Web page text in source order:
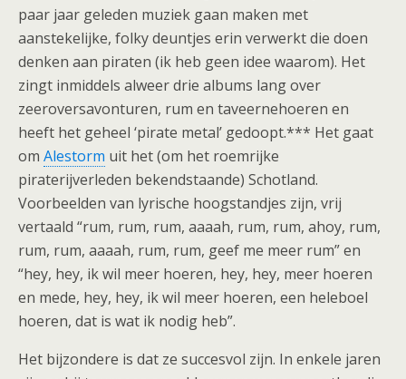
paar jaar geleden muziek gaan maken met
aanstekelijke, folky deuntjes erin verwerkt die doen
denken aan piraten (ik heb geen idee waarom). Het
zingt inmiddels alweer drie albums lang over
zeeroversavonturen, rum en taveernehoeren en
heeft het geheel ‘pirate metal’ gedoopt.*** Het gaat
om Alestorm uit het (om het roemrijke
piraterijverleden bekendstaande) Schotland.
Voorbeelden van lyrische hoogstandjes zijn, vrij
vertaald “rum, rum, rum, aaaah, rum, rum, ahoy, rum,
rum, rum, aaaah, rum, rum, geef me meer rum” en
“hey, hey, ik wil meer hoeren, hey, hey, meer hoeren
en mede, hey, hey, ik wil meer hoeren, een heleboel
hoeren, dat is wat ik nodig heb”.
Het bijzondere is dat ze succesvol zijn. In enkele jaren